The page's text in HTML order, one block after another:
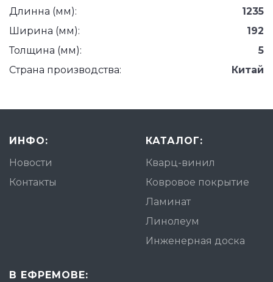
Длинна (мм):
1235
Ширина (мм):
192
Толщина (мм):
5
Страна производства:
Китай
ИНФО:
Новости
Контакты
КАТАЛОГ:
Кварц-винил
Ковровое покрытие
Ламинат
Линолеум
Инженерная доска
В ЕФРЕМОВЕ: